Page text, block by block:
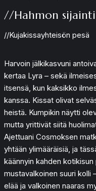
//Hahmon
//Kujakissayhteisön pesä
Harvoin jälkikasvuni
kertaa Lyra – sekä
itsensä, kun kaksikko
kanssa. Kissat olivat
heistä. Kumpikin näytti
mutta yrittivät siitä
Ajettuani Cosmoksen
yhtään ylimääräisiä, ja
käännyin kahden
mustavalkoinen suuri kolli
elää ja valkoinen naaras